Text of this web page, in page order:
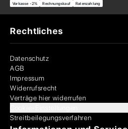
Vorkasse -2% Rechnungskauf Ratenzahlung
Rechtliches
Datenschutz
AGB
Impressum
Widerrufsrecht
Verträge hier widerrufen
Streitbeilegungsverfahren